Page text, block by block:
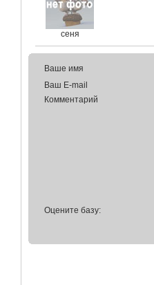
сеня
Ваше имя
Ваш E-mail
Комментарий
Оцените базу: